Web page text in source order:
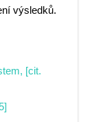
výsledků.
[cit.